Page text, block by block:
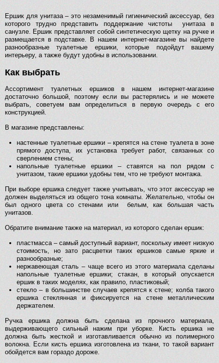
Ершик для унитаза – это незаменимый гигиенический аксессуар, без
которого трудно представить поддержание чистоты унитаза в
санузле. Ершик представляет собой синтетическую щетку на ручке и
размещается в подставке. В нашем интернет-магазине вы найдете
разнообразные туалетные ершики, которые подойдут вашему
интерьеру, а также будут удобны в использовании.
Как выбрать
Ассортимент туалетных ершиков в нашем интернет-магазине
достаточно большой, поэтому если вы растерялись и не можете
выбрать, советуем вам определиться в первую очередь с его
конструкцией.
В магазине представлены:
настенные туалетные ершики – крепятся на стене туалета в зоне
прямого доступа, их установка требует работ, связанных со
сверлением стены;
напольные туалетные ершики – ставятся на пол рядом с
унитазом, такие ершики удобны тем, что не требуют монтажа.
При выборе ершика следует также учитывать, что этот аксессуар не
должен выделяться из общего тона комнаты. Желательно, чтобы он
был одного цвета со стенами или белым, как большая часть
унитазов.
Обратите внимание также на материал, из которого сделан ершик:
пластмасса – самый доступный вариант, поскольку имеет низкую
стоимость, но зато расцветки таких ершиков самые яркие и
разнообразные;
нержавеющая сталь – чаще всего из этого материала сделаны
напольные туалетные ершики; стакан, в который опускается
ершик в таких моделях, как правило, пластиковый;
стекло – в большинстве случаев крепятся к стене; колба такого
ершика стеклянная и фиксируется на стене металлическим
держателем.
Ручка ершика должна быть сделана из прочного материала,
выдерживающего сильный нажим при уборке. Кисть ершика не
должна быть жесткой и изготавливается обычно из полимерного
волокна. Если кисть ершика изготовлена из ткани, то такой вариант
обойдется вам гораздо дороже.